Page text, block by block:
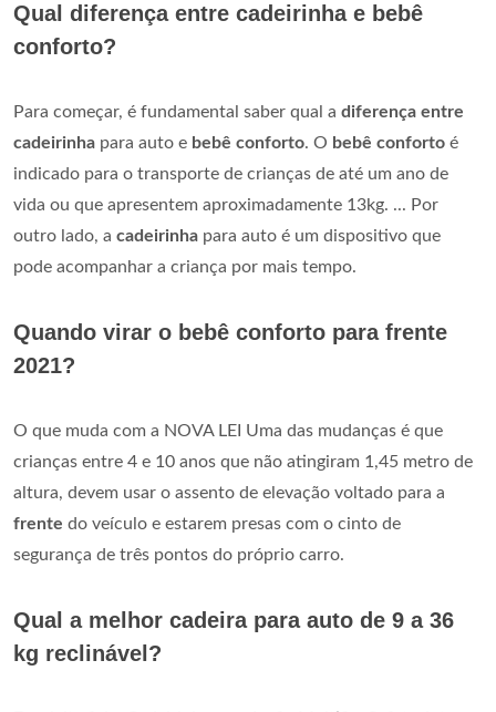
Qual diferença entre cadeirinha e bebê
conforto?
Para começar, é fundamental saber qual a diferença entre
cadeirinha para auto e bebê conforto. O bebê conforto é
indicado para o transporte de crianças de até um ano de
vida ou que apresentem aproximadamente 13kg. ... Por
outro lado, a cadeirinha para auto é um dispositivo que
pode acompanhar a criança por mais tempo.
Quando virar o bebê conforto para frente
2021?
O que muda com a NOVA LEI Uma das mudanças é que
crianças entre 4 e 10 anos que não atingiram 1,45 metro de
altura, devem usar o assento de elevação voltado para a
frente do veículo e estarem presas com o cinto de
segurança de três pontos do próprio carro.
Qual a melhor cadeira para auto de 9 a 36
kg reclinável?